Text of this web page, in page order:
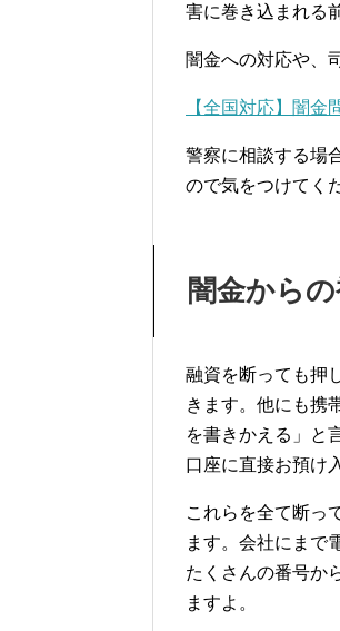
害に巻き込まれる
闇金への対応や、
【全国対応】闇
警察に相談する場
ので気をつけてく
闇金からの
融資を断っても押
きます。他にも携
を書きかえる」と
口座に直接お預け
これらを全て断っ
ます。会社にまで
たくさんの番号か
ますよ。